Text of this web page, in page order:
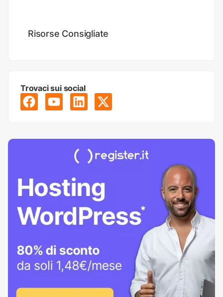
Risorse Consigliate
Trovaci sui social